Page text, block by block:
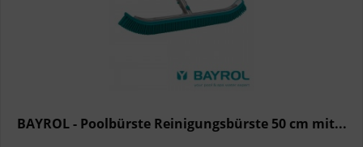
BAYROL - Poolbürste Reinigungsbürste 50 cm mit...